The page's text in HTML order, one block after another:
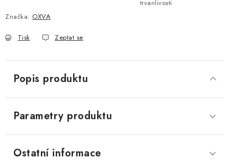
trvanlivosti
Značka: OXVA
Tisk Zeptat se
Popis produktu
Parametry produktu
Ostatní informace